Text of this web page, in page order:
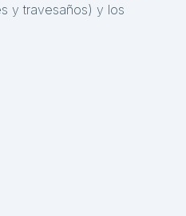
y travesaños) y los